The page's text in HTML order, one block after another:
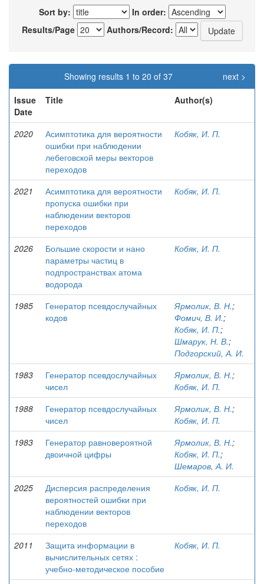
Sort by:
In order:
Results/Page
Authors/Record:
Showing results 1 to 20 of 37
next >
Issue
Date
Title Author(s)
2020
Асимптотика для вероятности
ошибки при наблюдении
лебеговской меры векторов
переходов
Кобяк, И. П.
2021
Асимптотика для вероятности
пропуска ошибки при
наблюдении векторов
переходов
Кобяк, И. П.
2026
Большие скорости и нано
параметры частиц в
подпространствах атома
водорода
Кобяк, И. П.
1985
Генератор псевдослучайных
кодов
Ярмолик, В. Н.;
Фомич, В. И.;
Кобяк, И. П.;
Шмарук, Н. В.;
Подгорский, А. И.
1983
Генератор псевдослучайных
чисел
Ярмолик, В. Н.;
Кобяк, И. П.
1988
Генератор псевдослучайных
чисел
Ярмолик, В. Н.;
Кобяк, И. П.
1983
Генератор равновероятной
двоичной цифры
Ярмолик, В. Н.;
Кобяк, И. П.;
Шемаров, А. И.
2025
Дисперсия распределения
вероятностей ошибки при
наблюдении векторов
переходов
Кобяк, И. П.
2011
Защита информации в
вычислительных сетях :
учебно-методическое пособие
Кобяк, И. П.